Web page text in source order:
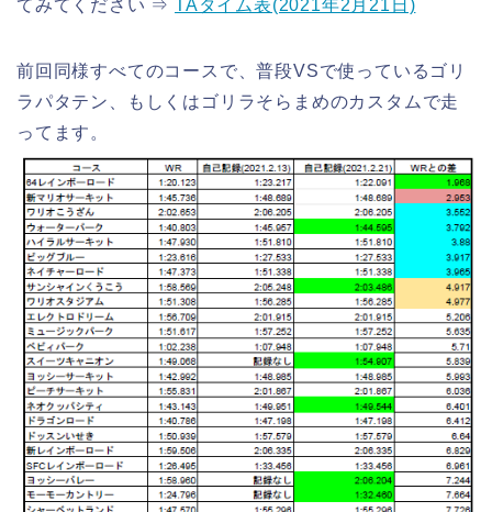
てみてください ⇒TAタイム表(2021年2月21日)
前回同様すべてのコースで、普段VSで使っているゴリ
ラパタテン、もしくはゴリラそらまめのカスタムで走
ってます。